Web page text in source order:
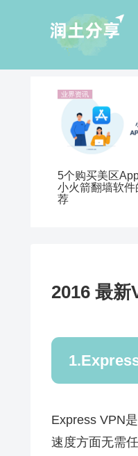
业界资讯
5个购买美区
小火箭翻墙软件
荐
2016 最新
Express VPN
速度方面无需